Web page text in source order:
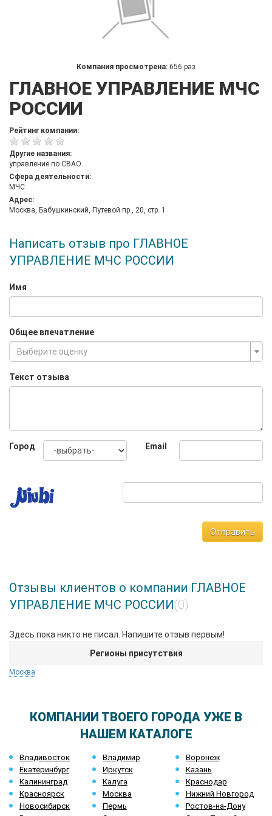
Компания просмотрена: 656 раз
ГЛАВНОЕ УПРАВЛЕНИЕ МЧС
РОССИИ
Рейтинг компании:
Другие названия:
управление по СВАО
Сфера деятельности:
МЧС
Адрес:
Москва, Бабушкинский, Путевой пр., 20, стр. 1
Написать отзыв про ГЛАВНОЕ
УПРАВЛЕНИЕ МЧС РОССИИ
Имя
Общее впечатление
Выберите оценку
Текст отзыва
Город Email
Отправить
Отзывы клиентов о компании ГЛАВНОЕ
УПРАВЛЕНИЕ МЧС РОССИИ(0)
Здесь пока никто не писал. Напишите отзыв первым!
Регионы присутствия
Москва
КОМПАНИИ ТВОЕГО ГОРОДА УЖЕ В
НАШЕМ КАТАЛОГЕ
Владивосток Владимир
Воронеж
Екатеринбург
Иркутск
Казань
Калининград
Калуга
Краснодар
Красноярск
Москва
Нижний Новгород
Новосибирск
Пермь
Ростов-на-Дону